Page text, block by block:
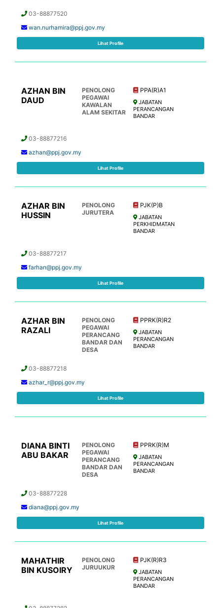
03-88877520
wan.nurhamira@ppj.gov.my
Lihat Profile
AZHAN BIN
DAUD
PENOLONG
PEGAWAI
KAWALAN
ALAM SEKITAR
PPA(R)A1
JABATAN
PERANCANGAN
BANDAR
03-88877216
azhan@ppj.gov.my
Lihat Profile
AZHAR BIN
HUSSIN
PENOLONG
JURUTERA
PJK(P)B
JABATAN
PERKHIDMATAN
BANDAR
03-88877217
farhan@ppj.gov.my
Lihat Profile
AZHAR BIN
RAZALI
PENOLONG
PEGAWAI
PERANCANG
BANDAR DAN
DESA
PPRK(R)R2
JABATAN
PERANCANGAN
BANDAR
03-88877218
azhar_r@ppj.gov.my
Lihat Profile
DIANA BINTI
ABU BAKAR
PENOLONG
PEGAWAI
PERANCANG
BANDAR DAN
DESA
PPRK(R)M
JABATAN
PERANCANGAN
BANDAR
03-88877228
diana@ppj.gov.my
Lihat Profile
MAHATHIR
BIN KUSOIRY
PENOLONG
JURUUKUR
PJK(R)R3
JABATAN
PERANCANGAN
BANDAR